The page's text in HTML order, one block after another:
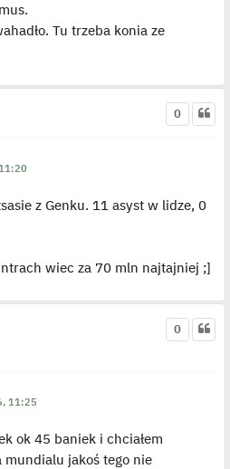
Tu trzeba konia ze
0
z Genku. 11 asyst w lidze, 0
wiec za 70 mln najtajniej ;]
0
11:25
ok 45 baniek i chciałem
mundialu jakoś tego nie